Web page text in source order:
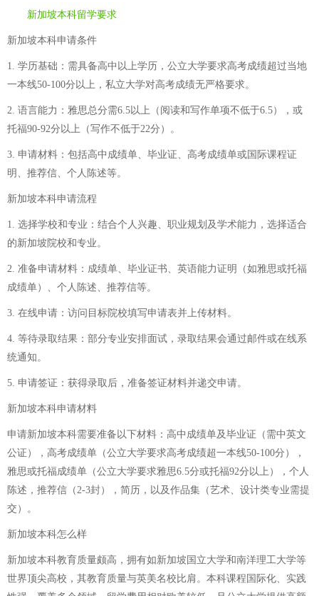
新加坡本科留学要求
新加坡本科申请条件
1. 学历基础：需具备高中以上学历，公立大学要求高考成绩超过当地
一本线50-100分以上，私立大学对高考成绩无严格要求。
2. 语言能力：雅思总分需6.5以上（阅读和写作单项不低于6.5），或
托福90-92分以上（写作不低于22分）。
3. 申请材料：包括高中成绩单、毕业证、高考成绩单或国际课程证
明、推荐信、个人陈述等。
新加坡本科申请流程
1. 选择学校和专业：结合个人兴趣、职业规划及学术能力，选择适合
的新加坡院校和专业。
2. 准备申请材料：成绩单、毕业证书、英语能力证明（如雅思或托福
成绩单）、个人陈述、推荐信等。
3. 在线申请：访问目标院校填写申请表并上传材料。
4. 等待录取结果：部分专业安排面试，录取结果会通过邮件或在线系
统通知。
5. 申请签证：获得录取后，准备签证材料并递交申请。
新加坡本科申请材料
申请新加坡本科需要准备以下材料：高中成绩单及毕业证（需中英文
公证），高考成绩单（公立大学要求高考成绩超一本线50-100分），
雅思或托福成绩单（公立大学要求雅思6.5分或托福92分以上），个人
陈述，推荐信（2-3封），简历，以及作品集（艺术、设计类专业需提
交）。
新加坡本科怎么样
新加坡本科教育质量颇高，拥有如新加坡国立大学和南洋理工大学等
世界顶尖高校，其教育质量与英美名校比肩。本科课程国际化、实践